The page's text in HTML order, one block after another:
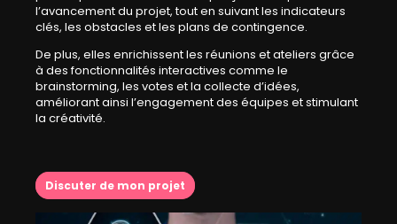
l’avancement du projet, tout en suivant les indicateurs
clés, les obstacles et les plans de contingence.
De plus, elles enrichissent les réunions et ateliers grâce
à des fonctionnalités interactives comme le
brainstorming, les votes et la collecte d’idées,
améliorant ainsi l’engagement des équipes et stimulant
la créativité.
Discuter de mon projet